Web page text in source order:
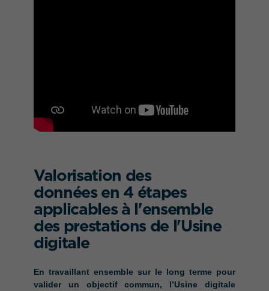
Valorisation des
données en 4 étapes
applicables à l'ensemble
des prestations de l'Usine
digitale
En travaillant ensemble sur le long terme pour
valider un objectif commun, l’Usine digitale